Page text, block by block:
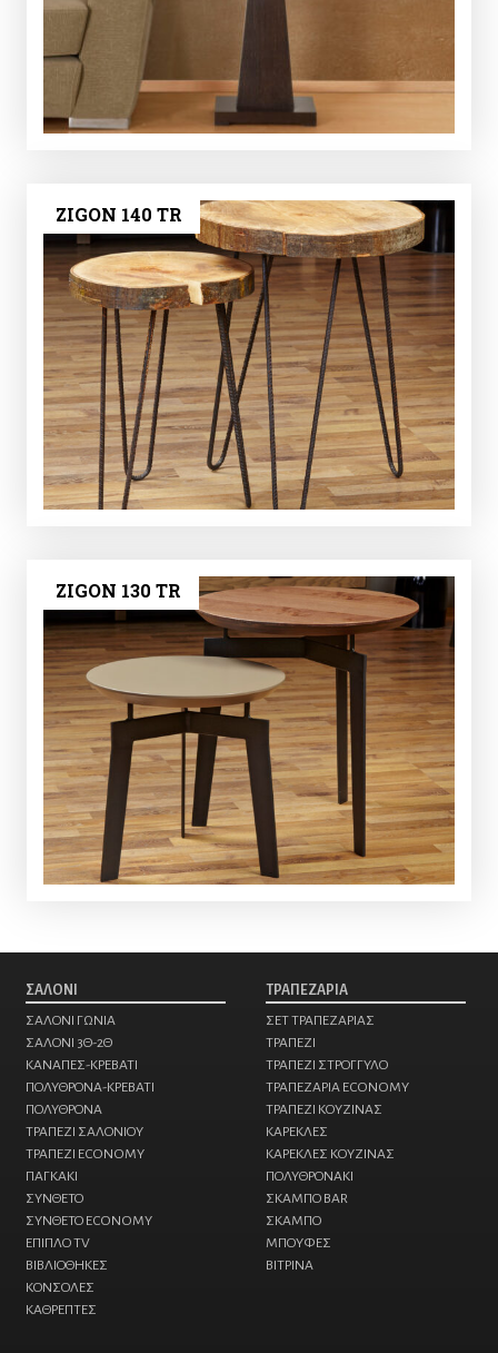
ΣΑΛΟΝΙ
ΣΑΛΟΝΙ ΓΩΝΙΑ
ΣΑΛΟΝΙ 3Θ-2Θ
ΚΑΝΑΠΕΣ-ΚΡΕΒΑΤΙ
ΠΟΛΥΘΡΟΝΑ-ΚΡΕΒΑΤΙ
ΠΟΛΥΘΡΟΝΑ
ΤΡΑΠΕΖΙ ΣΑΛΟΝΙΟΥ
ΤΡΑΠΕΖΙ ECONOMY
ΠΑΓΚΑΚΙ
ΣΥΝΘΕΤΟ
ΣΥΝΘΕΤΟ ECONOMY
ΕΠΙΠΛΟ TV
ΒΙΒΛΙΟΘΗΚΕΣ
ΚΟΝΣΟΛΕΣ
ΚΑΘΡΕΠΤΕΣ
ΤΡΑΠΕΖΑΡΙΑ
ΣΕΤ ΤΡΑΠΕΖΑΡΙΑΣ
ΤΡΑΠΕΖΙ
ΤΡΑΠΕΖΙ ΣΤΡΟΓΓΥΛΟ
ΤΡΑΠΕΖΑΡΙΑ ECONOMY
ΤΡΑΠΕΖΙ ΚΟΥΖΙΝΑΣ
ΚΑΡΕΚΛΕΣ
ΚΑΡΕΚΛΕΣ ΚΟΥΖΙΝΑΣ
ΠΟΛΥΘΡΟΝΑKI
ΣΚΑΜΠΟ BAR
ΣΚΑΜΠΟ
ΜΠΟΥΦΕΣ
ΒΙΤΡΙΝΑ
ZIGON 140 TR
ZIGON 130 TR